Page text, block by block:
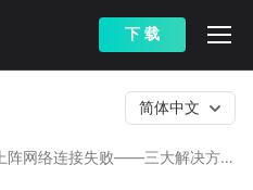
下 载
阵网络连接失败——三大解决方
简体中文